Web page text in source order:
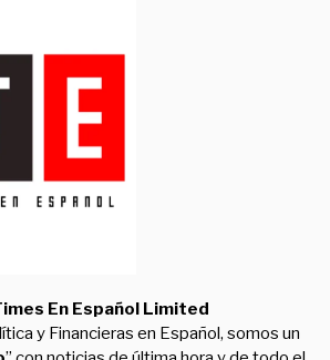
En Español Limited
y Financieras en Español, somos un